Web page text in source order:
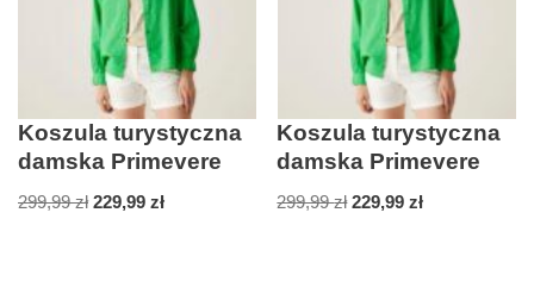
Koszula turystyczna
damska Primevere
299,99zł 229,99 zł
Koszula turystyczna
damska Primevere
299,99zł 229,99zł